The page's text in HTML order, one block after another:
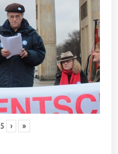
5 › »